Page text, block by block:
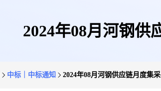
2024年08月河钢
中标｜中标通知 2024年08月河钢供应链月度集